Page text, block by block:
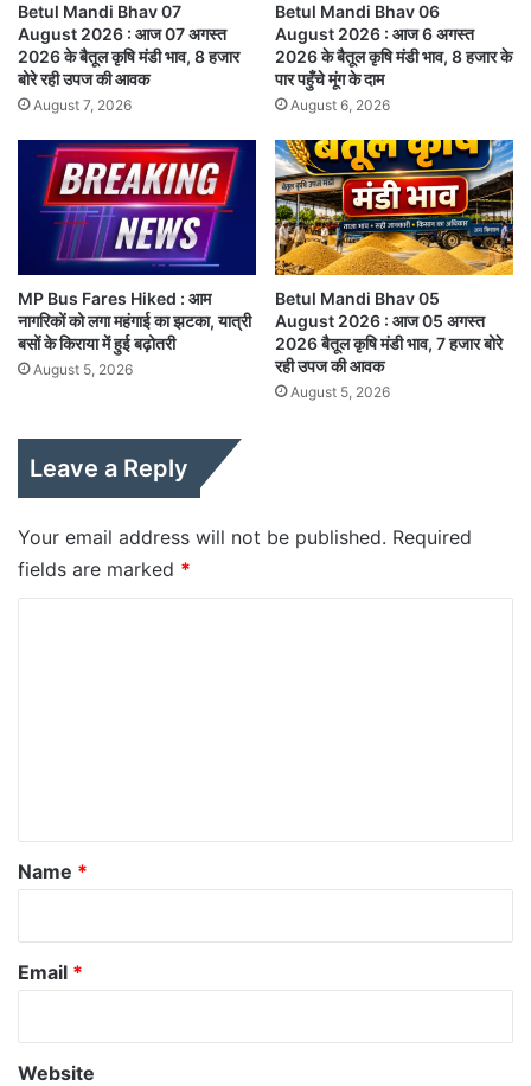
Betul Mandi Bhav 07
August 2026 : आज 07 अगस्त
2026 के बैतूल कृषि मंडी भाव, 8 हजार
बोरे रही उपज की आवक
August 7, 2026
Betul Mandi Bhav 06
August 2026 : आज 6 अगस्त
2026 के बैतूल कृषि मंडी भाव, 8 हजार के
पार पहुँचे मूंग के दाम
August 6, 2026
MP Bus Fares Hiked : आम
नागरिकों को लगा महंगाई का झटका, यात्री
बसों के किराया में हुई बढ़ोतरी
August 5, 2026
Betul Mandi Bhav 05
August 2026 : आज 05 अगस्त
2026 बैतूल कृषि मंडी भाव, 7 हजार बोरे
रही उपज की आवक
August 5, 2026
Leave a Reply
Your email address will not be published. Required
fields are marked *
*
Name *
Email *
Website